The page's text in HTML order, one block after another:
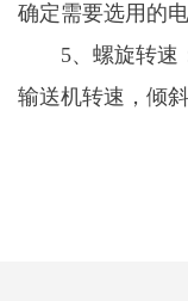
确定需要选用的
5、螺旋转速：
输送机转速，倾